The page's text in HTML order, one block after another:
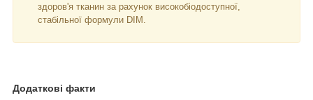
здоров'я тканин за рахунок високобіодоступної,
стабільної формули DIM.
Додаткові факти